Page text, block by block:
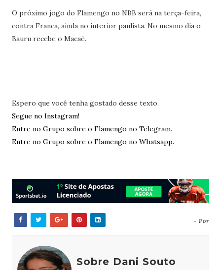
O próximo jogo do Flamengo no NBB será na terça-feira,
contra Franca, ainda no interior paulista. No mesmo dia o
Bauru recebe o Macaé.
Espero que você tenha gostado desse texto.
Segue no Instagram!
Entre no Grupo sobre o Flamengo no Telegram.
Entre no Grupo sobre o Flamengo no Whatsapp.
- Por
Sobre Dani Souto